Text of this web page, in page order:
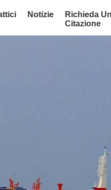
Notizie
Richieda
Citazione